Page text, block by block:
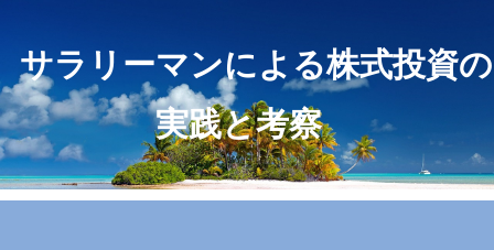
サラリーマンによる株式投資の
実践と考察